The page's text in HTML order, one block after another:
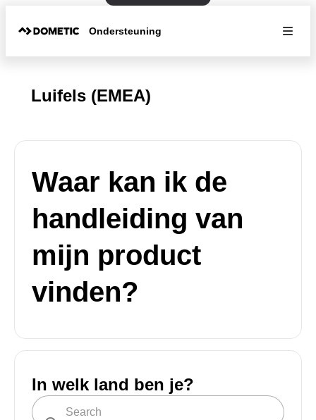
Ondersteuning
Luifels (EMEA)
Waar kan ik de
handleiding van
mijn product
vinden?
In welk land ben je?